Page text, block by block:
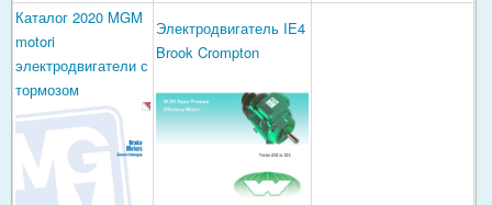
Каталог 2020 MGM
motori
электродвигатели с
тормозом
Электродвигатель IE4
Brook Crompton